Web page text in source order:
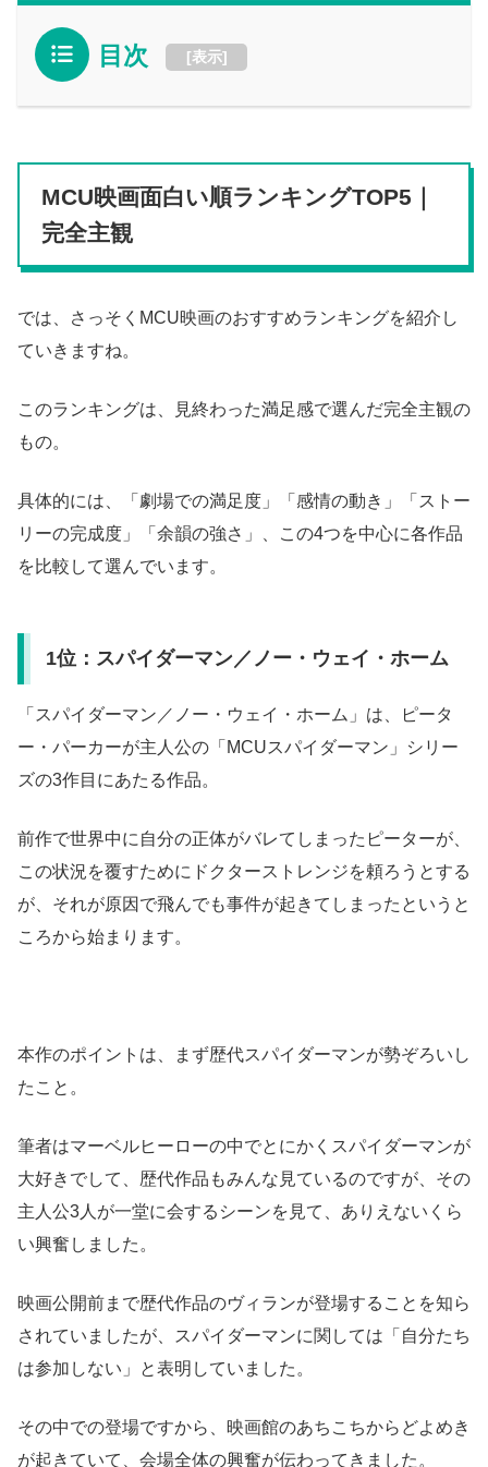
目次 [表示]
MCU映画面白い順ランキングTOP5｜
完全主観
では、さっそくMCU映画のおすすめランキングを紹介し
ていきますね。
このランキングは、見終わった満足感で選んだ完全主観の
もの。
具体的には、「劇場での満足度」「感情の動き」「ストー
リーの完成度」「余韻の強さ」、この4つを中心に各作品
を比較して選んでいます。
1位：スパイダーマン／ノー・ウェイ・ホーム
「スパイダーマン／ノー・ウェイ・ホーム」は、ピータ
ー・パーカーが主人公の「MCUスパイダーマン」シリー
ズの3作目にあたる作品。
前作で世界中に自分の正体がバレてしまったピーターが、
この状況を覆すためにドクターストレンジを頼ろうとする
が、それが原因で飛んでも事件が起きてしまったというと
ころから始まります。
本作のポイントは、まず歴代スパイダーマンが勢ぞろいし
たこと。
筆者はマーベルヒーローの中でとにかくスパイダーマンが
大好きでして、歴代作品もみんな見ているのですが、その
主人公3人が一堂に会するシーンを見て、ありえないくら
い興奮しました。
映画公開前まで歴代作品のヴィランが登場することを知ら
されていましたが、スパイダーマンに関しては「自分たち
は参加しない」と表明していました。
その中での登場ですから、映画館のあちこちからどよめき
が起きていて、会場全体の興奮が伝わってきました。